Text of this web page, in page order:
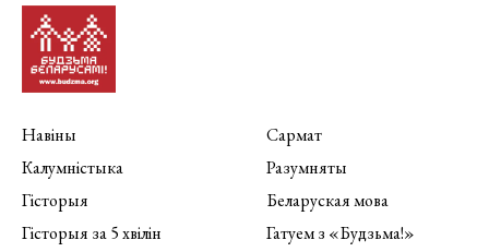
Навіны
Калумністыка
Гісторыя
Гісторыя за 5 хвілін
Сармат
Разумняты
Беларуская мова
Гатуем з «Будзьма!»